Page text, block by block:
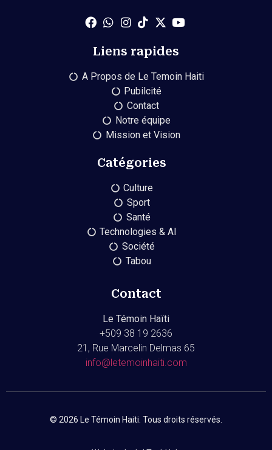
Liens rapides
A Propos de Le Temoin Haiti
Pubilcité
Contact
Notre équipe
Mission et Vision
Catégories
Culture
Sport
Santé
Technologies & AI
Société
Tabou
Contact
Le Témoin Haïti
+509 38 19 2636
21, Rue Marcelin Delmas 65
info@letemoinhaiti.com
© 2026 Le Témoin Haiti. Tous droits réservés.